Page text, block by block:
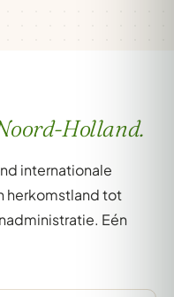
Holland.
internationale
herkomstland tot
Eén